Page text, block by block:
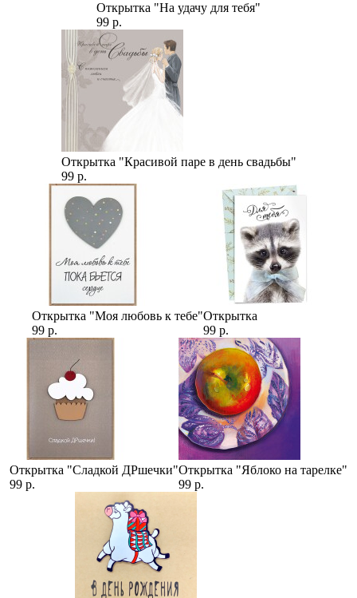
Открытка "На удачу для тебя"
99 р.
Открытка "Красивой паре в день свадьбы"
99 р.
Открытка "Моя любовь к тебе"
99 р.
Открытка
99 р.
Открытка "Сладкой ДРшечки"
99 р.
Открытка "Яблоко на тарелке"
99 р.